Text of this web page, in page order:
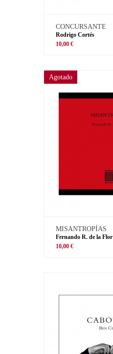
CONCURSANTE
Rodrigo Cortés
10,00 €
Agotado
MISANTROPÍAS
Fernando R. de la Flor
10,00 €